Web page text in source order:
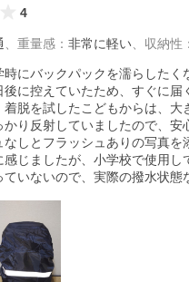
4
、 重量感 ： 非常に軽い、 収納性 ：
時にバックパックを濡らした
に控えていたため、すぐに届
脱を試したこどもからは、大
り反射していましたので、安
なしとフラッシュありの写真を
じましたが、小学校で使用し
ていないので、実際の撥水状